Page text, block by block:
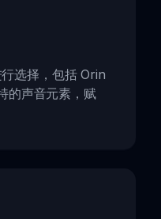
选择，包括 Orin
的声音元素，赋